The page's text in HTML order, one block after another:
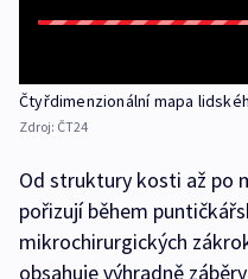
Čtyřdimenzionální mapa
Zdroj: ČT24
Od struktury kosti až po
pořizují během
mikrochirurgických
obsahuje výhradně